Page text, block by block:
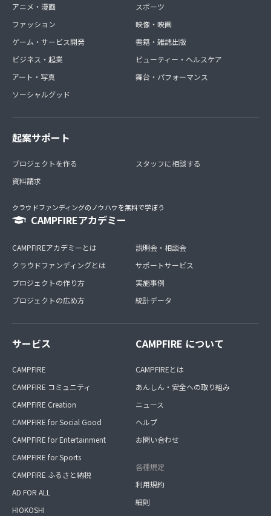
アニメ・漫画
ファッション
ゲーム・サービス開発
ビジネス・起業
アート・写真
ソーシャルグッド
スポーツ
映像・映画
書籍・雑誌出版
ビューティー・ヘルスケア
舞台・パフォーマンス
起案サポート
プロジェクトを作る
資料請求
スタッフに相談する
クラウドファンディングのノウハウを無料で学ぼう
CAMPFIREアカデミー
CAMPFIREアカデミーとは
クラウドファンディングとは
プロジェクトの作り方
プロジェクトの広め方
説明会・相談会
サポートサービス
実施事例
統計データ
サービス
CAMPFIRE
CAMPFIRE コミュニティ
CAMPFIRE Creation
CAMPFIRE for Social Good
CAMPFIRE for Entertainment
CAMPFIRE for Sports
CAMPFIRE ふるさと納税
AD FOR ALL
HIOKOSHI
CAMPFIRE について
CAMPFIREとは
あんしん・安全への取り組み
ニュース
ヘルプ
お問い合わせ
各種規定
利用規約
細則